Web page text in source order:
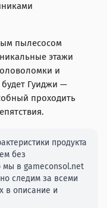
пылесосом
этажи
и
Гуиджи —
проходить
продукта
без
мы в gameconsol.net
следим за всеми
в описание и